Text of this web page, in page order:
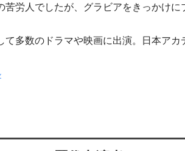
苦労人でしたが、グラビアをきっかけに
て多数のドラマや映画に出演。日本アカ